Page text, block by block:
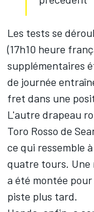
Les tests se
(17h10 heure
supplémentaires
de journée
fret dans une
L'autre drapeau
Toro Rosso de
ce qui ressemble
quatre tours. Une
a été montée
piste plus tard.